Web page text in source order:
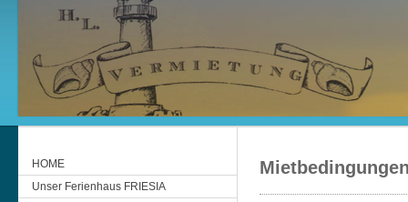
HOME
Unser Ferienhaus FRIESIA